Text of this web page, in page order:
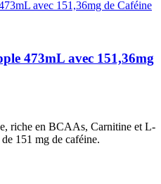
473mL avec 151,36mg
riche en BCAAs, Carnitine et L-
151 mg de caféine.